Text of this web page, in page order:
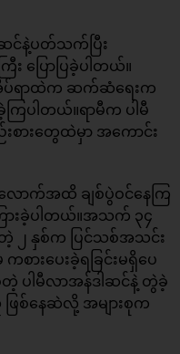
င်နဲ့ပတ်သက်ပြီး
ပြောပြခဲ့ပါတယ်။
ပ်ရာထဲက ဆက်ဆံရေးက
ပါတယ်။ရာမီက ပါမီ
စားတွေထဲမှာ အကောင်း
ာက်အထိ ချစ်ပွဲဝင်နေကြ
ြားခဲ့ပါတယ်။အသက် ၃၄
၂ နှစ်က ပြင်သစ်အသင်း
စားပေးခဲ့ရခြင်းမရှိပေ
ပါမီလာအန်ဒါဆင်နဲ့ တွဲခဲ့
စ်နေဆဲလို့ အများစုက